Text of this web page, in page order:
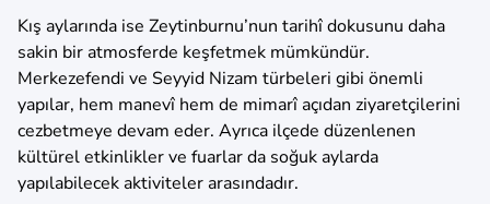
Kış aylarında ise Zeytinburnu’nun tarihî dokusunu daha
sakin bir atmosferde keşfetmek mümkündür.
Merkezefendi ve Seyyid Nizam türbeleri gibi önemli
yapılar, hem manevî hem de mimarî açıdan ziyaretçilerini
cezbetmeye devam eder. Ayrıca ilçede düzenlenen
kültürel etkinlikler ve fuarlar da soğuk aylarda
yapılabilecek aktiviteler arasındadır.